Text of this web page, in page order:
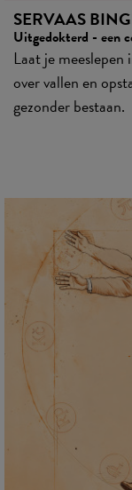
SERVAAS
Uitgedokterd - een
Laat je
over vallen en
gezonder bestaan.